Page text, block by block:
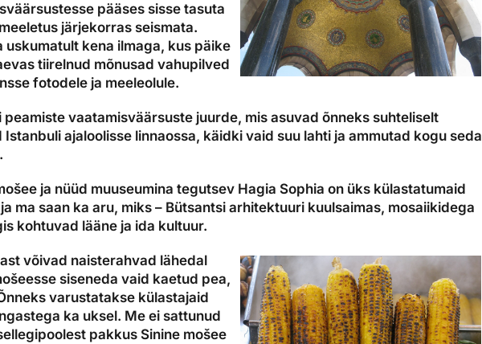
pääses sisse tasuta
järjekorras seismata.
uskumatult kena ilmaga, kus päike
tiirelnud mõnusad vahupilved
fotodele ja meeleolule.
vaatamisväärsuste juurde, mis asuvad õnneks suhteliselt
ajaloolisse linnaossa, käidki vaid suu lahti ja ammutad kogu seda
ja nüüd muuseumina tegutsev Hagia Sophia on üks külastatumaid
ma saan ka aru, miks – Bütsantsi arhitektuuri kuulsaimas, mosaiikidega
kohtuvad lääne ja ida kultuur.
võivad naisterahvad lähedal
siseneda vaid kaetud pea,
varustatakse külastajaid
ka uksel. Me ei sattunud
pakkus Sinine mošee